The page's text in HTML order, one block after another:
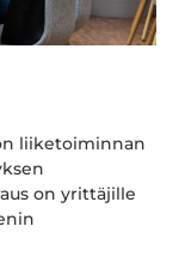
liiketoiminnan
on yrittäjille